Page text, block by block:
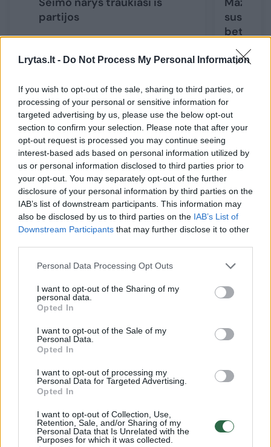
Lrytas.lt - Do Not Process My Personal Information
If you wish to opt-out of the sale, sharing to third parties, or
processing of your personal or sensitive information for
targeted advertising by us, please use the below opt-out
section to confirm your selection. Please note that after your
opt-out request is processed you may continue seeing
interest-based ads based on personal information utilized by
us or personal information disclosed to third parties prior to
your opt-out. You may separately opt-out of the further
disclosure of your personal information by third parties on the
IAB’s list of downstream participants. This information may
also be disclosed by us to third parties on the IAB’s List of
Downstream Participants that may further disclose it to other
Personal Data Processing Opt Outs
I want to opt-out of the Sharing of my
personal data.
Opted In
I want to opt-out of the Sale of my
Personal Data.
Opted In
I want to opt-out of processing my
Personal Data for Targeted Advertising.
Opted In
I want to opt-out of Collection, Use,
Retention, Sale, and/or Sharing of my
Personal Data that Is Unrelated with the
Purposes for which it was collected.
partijos
bet ar
Iš Darbo partijos frakcijos Seime pasitraukus
A. Gedvilui, joje liko devyni parlamentarai.
Svarsto apie kandidatūrą į Vilniaus merus
Visgi, ketvirtadienį jis žurnalistams teigė, kad
persigalvojo, nes konstruktyviai dirbti su
frakcijos kolegomis nepavyko.
„Po trijų savaičių vis tik suvokiau, kad
konstruktyvus darbas nevyksta, matomai
kitokių veiksmų man nepavyko sulaukti“, –
nurodė A. Gedvilas.
Be to, jis neneigė, kad trauktis iš frakcijos
paskatino planai kandidatuoti į Vilniaus
miesto mero postą.